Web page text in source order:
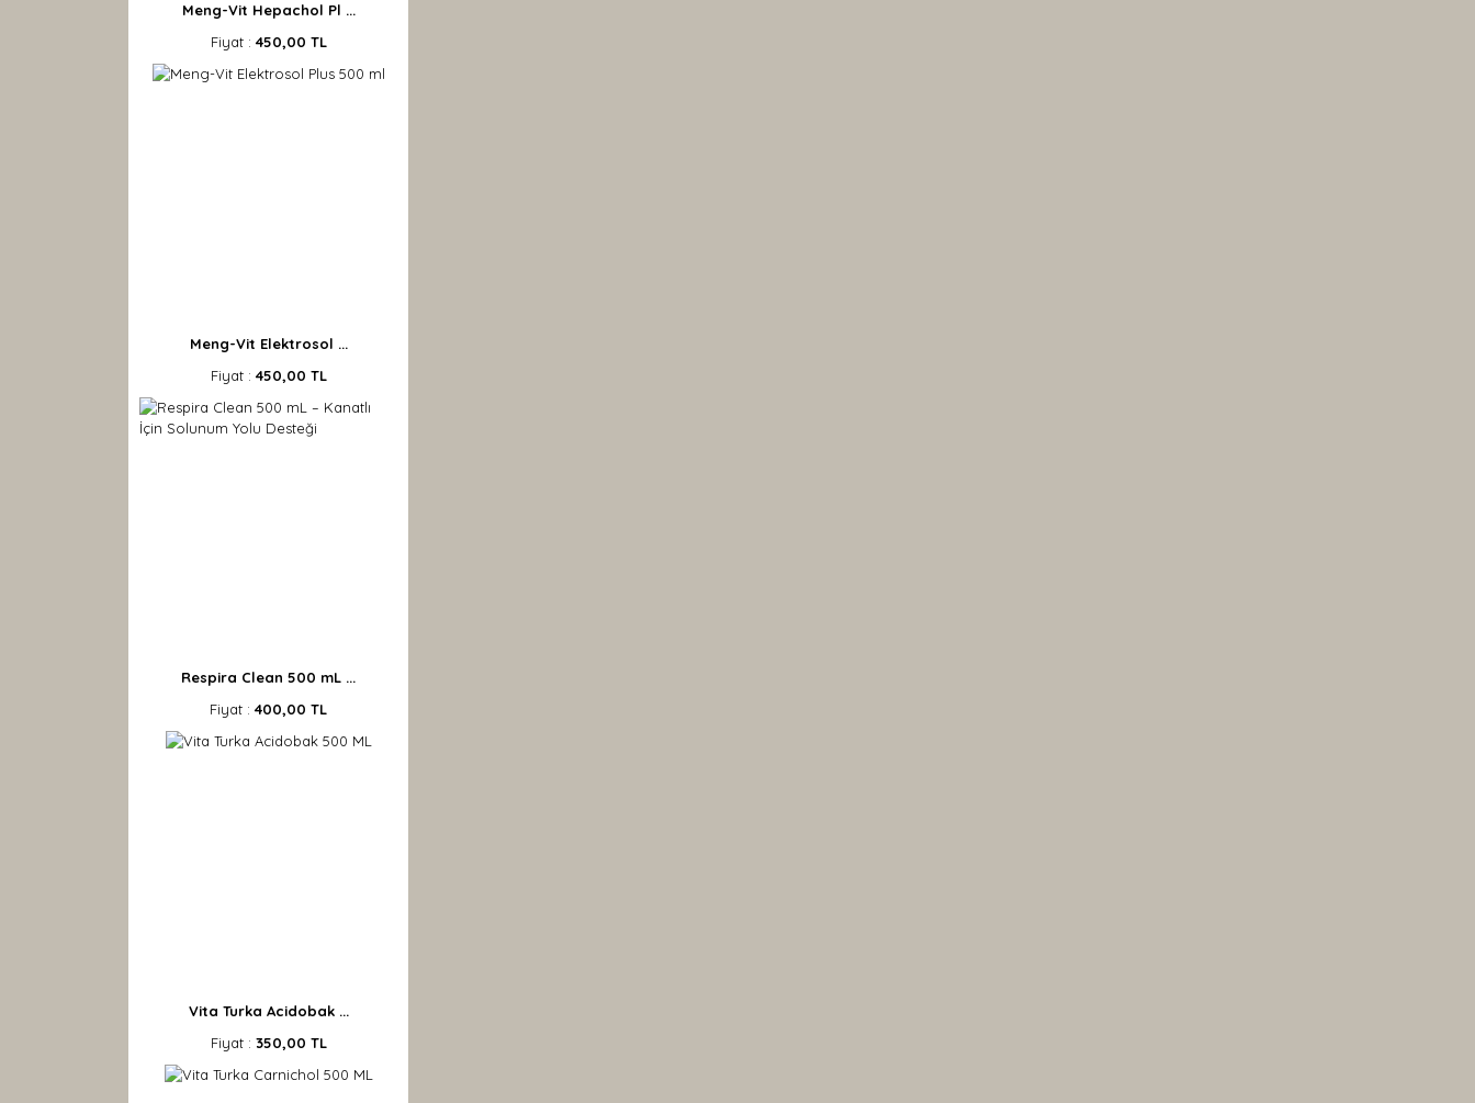
Meng-Vit Hepachol Pl ...
Fiyat : 450,00 TL
Meng-Vit Elektrosol ...
Fiyat : 450,00 TL
Respira Clean 500 mL ...
Fiyat : 400,00 TL
Vita Turka Acidobak ...
Fiyat : 350,00 TL